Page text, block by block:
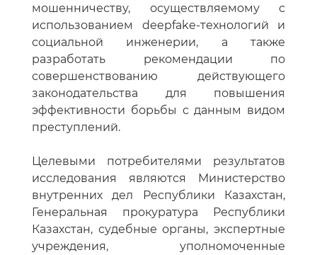
мошенничеству, осуществляемому с
использованием deepfake-технологий и
социальной инженерии, а также
разработать рекомендации по
совершенствованию действующего
законодательства для повышения
эффективности борьбы с данным видом
преступлений.
Целевыми потребителями результатов
исследования являются Министерство
внутренних дел Республики Казахстан,
Генеральная прокуратура Республики
Казахстан, судебные органы, экспертные
учреждения, уполномоченные